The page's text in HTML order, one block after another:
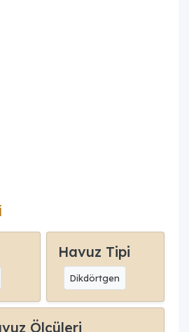
Havuz Tipi
Dikdörtgen
Ölçüleri